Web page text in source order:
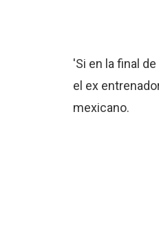
'Si en la final
el ex
mexicano.